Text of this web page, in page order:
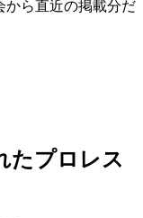
から直近の掲載分だ
たプロレス